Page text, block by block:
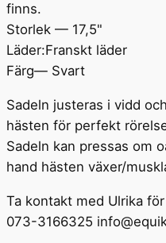
finns.
Storlek — 17,5"
Läder:Franskt läder
Färg— Svart
Sadeln justeras i vidd
hästen för perfekt
Sadeln kan pressas om
hand hästen växer/
Ta kontakt med Ulrika
073-3166325